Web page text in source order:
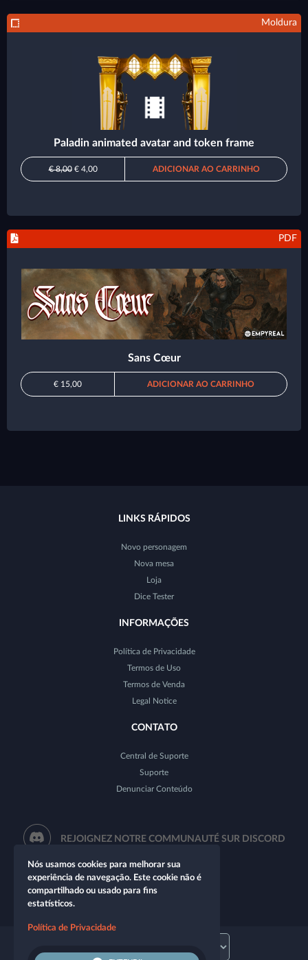
Moldura
Paladin animated avatar and token frame
€ 8,00€ 4,00 ADICIONAR AO CARRINHO
PDF
Sans Cœur
€ 15,00 ADICIONAR AO CARRINHO
LINKS RÁPIDOS
Novo personagem
Nova mesa
Loja
Dice Tester
INFORMAÇÕES
Política de Privacidade
Termos de Uso
Termos de Venda
Legal Notice
CONTATO
Central de Suporte
Suporte
Denunciar Conteúdo
REJOIGNEZ NOTRE COMMUNAUTÉ SUR DISCORD
Nós usamos cookies para melhorar sua
experiência de navegação. Este cookie não é
compartilhado ou usado para fins
estatísticos.
Política de Privacidade